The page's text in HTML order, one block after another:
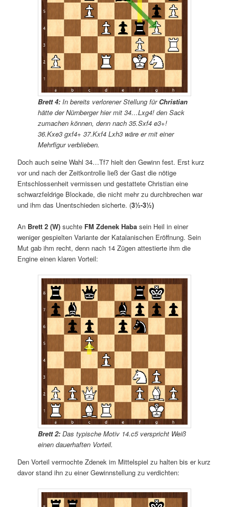
Brett 4: In bereits verlorener Stellung für Christian
hätte der Nürnberger hier mit 34…Lxg4! den Sack
zumachen können, denn nach 35.Sxf4 e3+!
36.Kxe3 gxf4+ 37.Kxf4 Lxh3 wäre er mit einer
Mehrfigur verblieben.
Doch auch seine Wahl 34…Tf7 hielt den Gewinn fest. Erst kurz
vor und nach der Zeitkontrolle ließ der Gast die nötige
Entschlossenheit vermissen und gestattete Christian eine
schwarzfeldrige Blockade, die nicht mehr zu durchbrechen war
und ihm das Unentschieden sicherte. (3½-3½)
An Brett 2 (W) suchte FM Zdenek Haba sein Heil in einer
weniger gespielten Variante der Katalanischen Eröffnung. Sein
Mut gab ihm recht, denn nach 14 Zügen attestierte ihm die
Engine einen klaren Vorteil:
Brett 2: Das typische Motiv 14.c5 verspricht Weiß
einen dauerhaften Vorteil.
Den Vorteil vermochte Zdenek im Mittelspiel zu halten bis er kurz
davor stand ihn zu einer Gewinnstellung zu verdichten: